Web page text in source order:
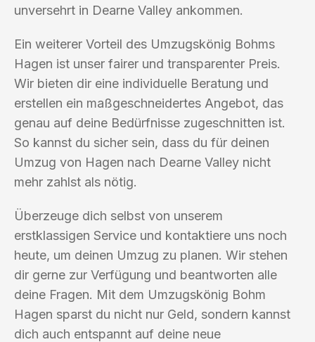
unversehrt in Dearne Valley ankommen.
Ein weiterer Vorteil des Umzugskönig Bohms
Hagen ist unser fairer und transparenter Preis.
Wir bieten dir eine individuelle Beratung und
erstellen ein maßgeschneidertes Angebot, das
genau auf deine Bedürfnisse zugeschnitten ist.
So kannst du sicher sein, dass du für deinen
Umzug von Hagen nach Dearne Valley nicht
mehr zahlst als nötig.
Überzeuge dich selbst von unserem
erstklassigen Service und kontaktiere uns noch
heute, um deinen Umzug zu planen. Wir stehen
dir gerne zur Verfügung und beantworten alle
deine Fragen. Mit dem Umzugskönig Bohm
Hagen sparst du nicht nur Geld, sondern kannst
dich auch entspannt auf deine neue